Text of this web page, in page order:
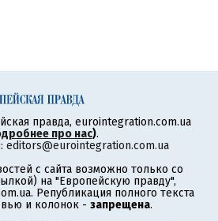
правда, eurointegration.com.ua
про нас).
editors@eurointegration.com.ua
с сайта возможно только со
на "Европейскую правду",
Републикация полного текста
и колонок - запрещена.